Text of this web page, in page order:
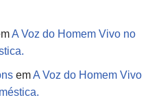
A Voz do Homem Vivo no
emA Voz do Homem Vivo